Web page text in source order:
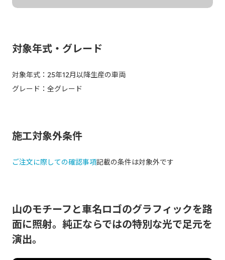
対象年式・グレード
対象年式：25年12月以降生産の車両
グレード：全グレード
施工対象外条件
ご注文に際しての確認事項記載の条件は対象外です
山のモチーフと車名ロゴのグラフィックを路
面に照射。純正ならではの特別な光で足元を
演出。